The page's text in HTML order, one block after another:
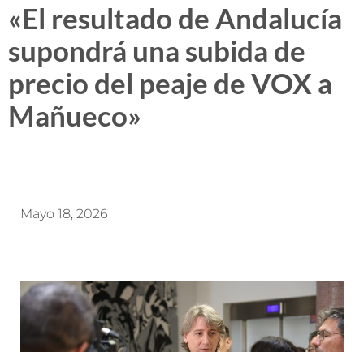
«El resultado de Andalucía
supondrá una subida de
precio del peaje de VOX a
Mañueco»
Mayo 18, 2026